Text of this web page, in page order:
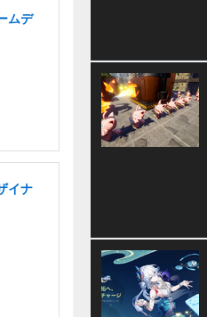
ムデ
イナ